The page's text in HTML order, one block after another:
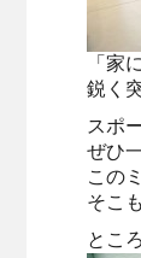
「家
鋭く
スポ
ぜひ
この
そこ
とこ